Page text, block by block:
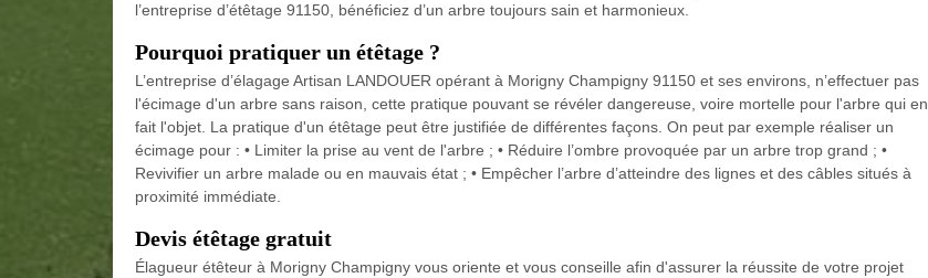
l’entreprise d’étêtage 91150, bénéficiez d’un arbre toujours sain et harmonieux.
Pourquoi pratiquer un étêtage ?
L’entreprise d’élagage Artisan LANDOUER opérant à Morigny Champigny 91150 et ses environs, n’effectuer pas
l'écimage d'un arbre sans raison, cette pratique pouvant se révéler dangereuse, voire mortelle pour l'arbre qui en
fait l'objet. La pratique d'un étêtage peut être justifiée de différentes façons. On peut par exemple réaliser un
écimage pour : • Limiter la prise au vent de l'arbre ; • Réduire l’ombre provoquée par un arbre trop grand ; •
Revivifier un arbre malade ou en mauvais état ; • Empêcher l’arbre d’atteindre des lignes et des câbles situés à
proximité immédiate.
Devis étêtage gratuit
Élagueur étêteur à Morigny Champigny vous oriente et vous conseille afin d'assurer la réussite de votre projet